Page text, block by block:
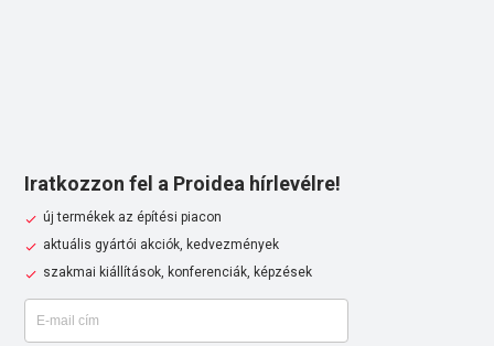
Iratkozzon fel a Proidea hírlevélre!
új termékek az építési piacon
aktuális gyártói akciók, kedvezmények
szakmai kiállítások, konferenciák, képzések